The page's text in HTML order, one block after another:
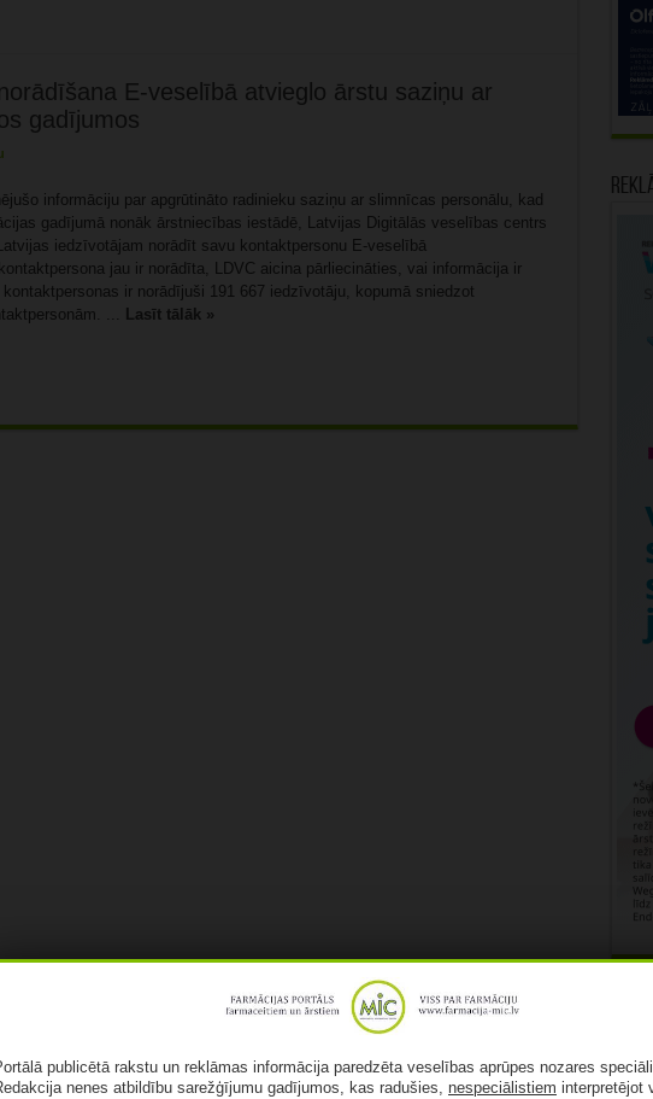
E-veselībā atvieglo ārstu saziņu ar
gadījumos
informāciju par apgrūtināto radinieku saziņu ar slimnīcas personālu, kad
gadījumā nonāk ārstniecības iestādē, Latvijas Digitālās veselības centrs
iedzīvotājam norādīt savu kontaktpersonu E-veselībā
jau ir norādīta, LDVC aicina pārliecināties, vai informācija ir
ir norādījuši 191 667 iedzīvotāju, kopumā sniedzot
...
Lasīt tālāk »
publicētā rakstu un reklāmas informācija paredzēta veselības aprūpes nozares
nenes atbildību sarežģījumu gadījumos, kas radušies,nespeciālistiem interpretējot